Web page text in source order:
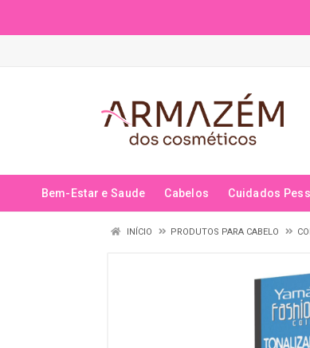
Bem-Estar e Saude Cabelos Cuidados
INÍCIO PRODUTOS PARA CABELO